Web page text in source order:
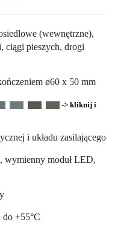
(wewnętrzne),
ciągi pieszych, drogi
ø60 x 50 mm
-> kliknij i
i układu zasilającego
wymienny moduł LED,
do +55°C